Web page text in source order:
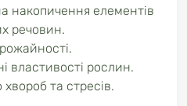
накопичення елементів
речовин.
властивості рослин.
хвороб та стресів.